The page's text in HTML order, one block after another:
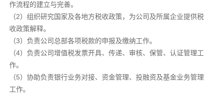
作流程的建立与完善。
（2）组织研究国家及各地方税收政策，为公司及所属企业提供税
收政策解释。
（3）负责公司总部各项税款的申报及缴纳工作。
（4）负责公司增值税发票开具、传递、审核、保管、认证管理工
作。
（5）协助负责银行业务对接、资金管理、投融资及基金业务管理
工作。